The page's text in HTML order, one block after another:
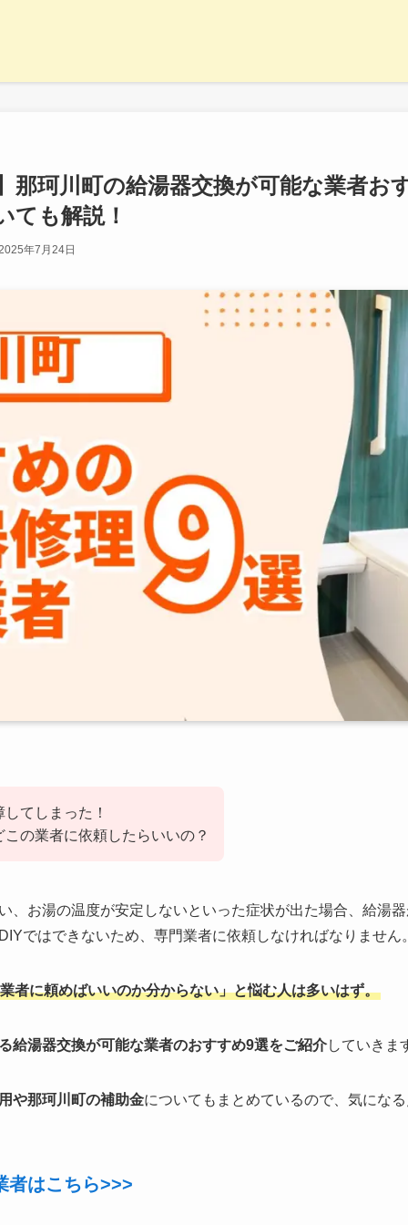
那珂川町の給湯器交換が可能な業者お
ても解説！
年7月24日
てしまった！
この業者に依頼したらいいの？
、お湯の温度が安定しないといった症状が出た場合、給湯
ではできないため、専門業者に依頼しなければなりません
者に頼めばいいのか分からない」と悩む人は多いはず。
給湯器交換が可能な業者のおすすめ9選をご紹介していきま
や那珂川町の補助金についてもまとめているので、気にな
者はこちら>>>